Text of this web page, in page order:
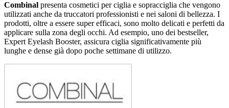
Combinal presenta cosmetici per ciglia e sopracciglia che vengono
utilizzati anche da truccatori professionisti e nei saloni di bellezza. I
prodotti, oltre a essere super efficaci, sono molto delicati e perfetti da
applicare sulla zona degli occhi. Ad esempio, uno dei bestseller,
Expert Eyelash Booster, assicura ciglia significativamente più
lunghe e dense già dopo poche settimane di utilizzo.